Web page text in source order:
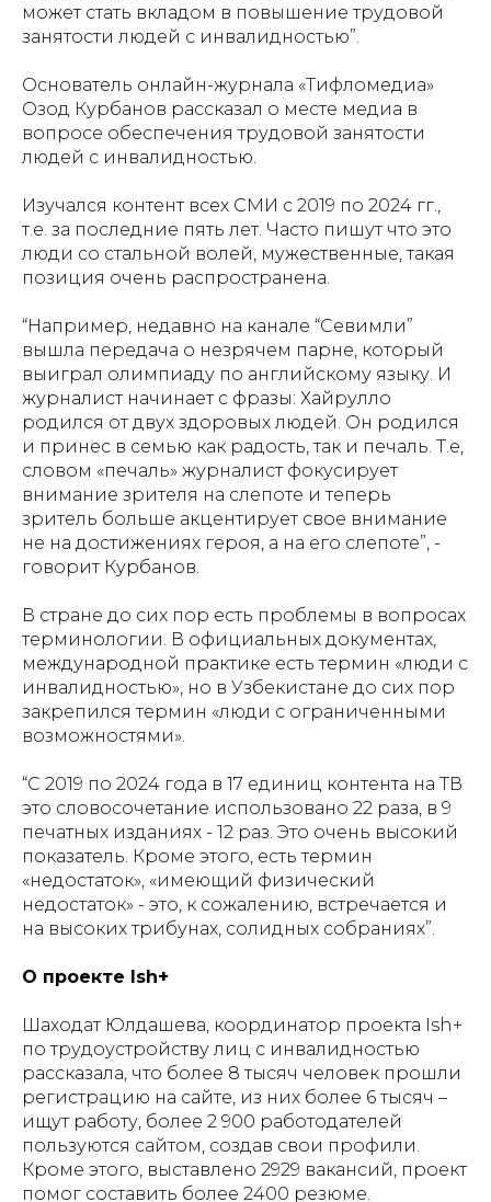
может стать вкладом в повышение трудовой
занятости людей с инвалидностью”.
Основатель онлайн-журнала «Тифломедиа»
Озод Курбанов рассказал о месте медиа в
вопросе обеспечения трудовой занятости
людей с инвалидностью.
Изучался контент всех СМИ с 2019 по 2024 гг.,
т.е. за последние пять лет. Часто пишут что это
люди со стальной волей, мужественные, такая
позиция очень распространена.
“Например, недавно на канале “Севимли”
вышла передача о незрячем парне, который
выиграл олимпиаду по английскому языку. И
журналист начинает с фразы: Хайрулло
родился от двух здоровых людей. Он родился
и принес в семью как радость, так и печаль. Т.е,
словом «печаль» журналист фокусирует
внимание зрителя на слепоте и теперь
зритель больше акцентирует свое внимание
не на достижениях героя, а на его слепоте”, -
говорит Курбанов.
В стране до сих пор есть проблемы в вопросах
терминологии. В официальных документах,
международной практике есть термин «люди с
инвалидностью», но в Узбекистане до сих пор
закрепился термин «люди с ограниченными
возможностями».
“С 2019 по 2024 года в 17 единиц контента на ТВ
это словосочетание использовано 22 раза, в 9
печатных изданиях - 12 раз. Это очень высокий
показатель. Кроме этого, есть термин
«недостаток», «имеющий физический
недостаток» - это, к сожалению, встречается и
на высоких трибунах, солидных собраниях”.
О проекте Ish+
Шаходат Юлдашева, координатор проекта Ish+
по трудоустройству лиц с инвалидностью
рассказала, что более 8 тысяч человек прошли
регистрацию на сайте, из них более 6 тысяч –
ищут работу, более 2 900 работодателей
пользуются сайтом, создав свои профили.
Кроме этого, выставлено 2929 вакансий, проект
помог составить более 2400 резюме.